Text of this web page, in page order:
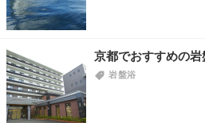
京都でおすすめの
岩盤浴